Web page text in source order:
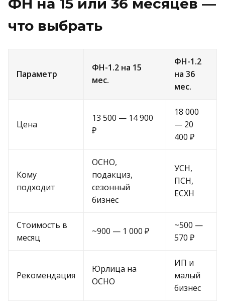
ФН на 15 или 36 месяцев —
что выбрать
Параметр
ФН-1.2 на 15
мес.
ФН-1.2
на 36
мес.
Цена
13 500 — 14 900
₽
18 000
— 20
400 ₽
Кому
подходит
ОСНО,
подакциз,
сезонный
бизнес
УСН,
ПСН,
ЕСХН
Стоимость в
месяц
~900 — 1 000 ₽
~500 —
570 ₽
Рекомендация
Юрлица на
ОСНО
ИП и
малый
бизнес